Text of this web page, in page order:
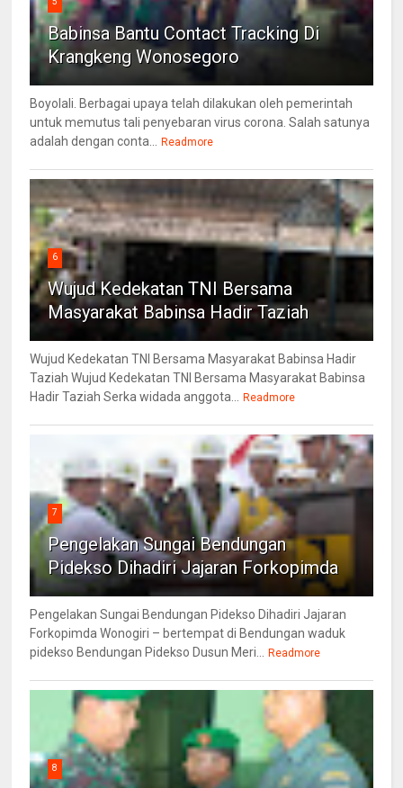
Babinsa Bantu Contact Tracking Di
Krangkeng Wonosegoro
Boyolali. Berbagai upaya telah dilakukan oleh pemerintah
untuk memutus tali penyebaran virus corona. Salah satunya
adalah dengan conta...
Readmore
6
Wujud Kedekatan TNI Bersama
Masyarakat Babinsa Hadir Taziah
Wujud Kedekatan TNI Bersama Masyarakat Babinsa Hadir
Taziah Wujud Kedekatan TNI Bersama Masyarakat Babinsa
Hadir Taziah Serka widada anggota...
Readmore
7
Pengelakan Sungai Bendungan
Pidekso Dihadiri Jajaran Forkopimda
Pengelakan Sungai Bendungan Pidekso Dihadiri Jajaran
Forkopimda Wonogiri – bertempat di Bendungan waduk
pidekso Bendungan Pidekso Dusun Meri...
Readmore
8